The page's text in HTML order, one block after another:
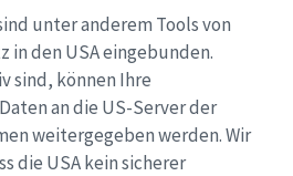
unter anderem Tools von
in den USA eingebunden.
sind, können Ihre
an die US-Server der
weitergegeben werden. Wir
die USA kein sicherer